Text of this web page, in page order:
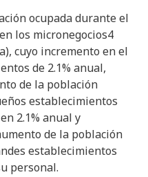
ocupada durante el
los micronegocios4
cuyo incremento en el
de 2.1% anual,
de la población
establecimientos
2.1% anual y
de la población
establecimientos
personal.